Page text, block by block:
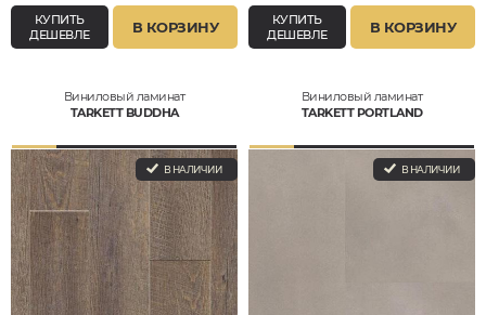
КУПИТЬ
ДЕШЕВЛЕ
В КОРЗИНУ
КУПИТЬ
ДЕШЕВЛЕ
В КОРЗИНУ
Виниловый ламинат
TARKETT BUDDHA
В НАЛИЧИИ
Виниловый ламинат
TARKETT PORTLAND
В НАЛИЧИИ